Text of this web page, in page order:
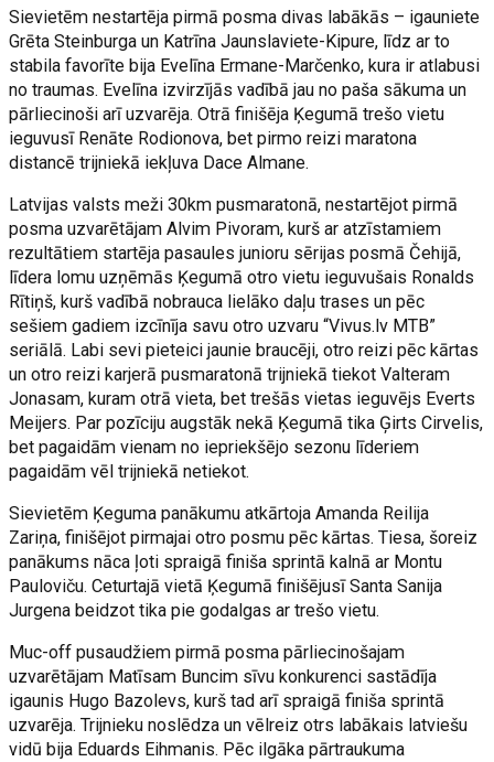
Sievietēm nestartēja pirmā posma divas labākās – igauniete
Grēta Steinburga un Katrīna Jaunslaviete-Kipure, līdz ar to
stabila favorīte bija Evelīna Ermane-Marčenko, kura ir atlabusi
no traumas. Evelīna izvirzījās vadībā jau no paša sākuma un
pārliecinoši arī uzvarēja. Otrā finišēja Ķegumā trešo vietu
ieguvusī Renāte Rodionova, bet pirmo reizi maratona
distancē trijniekā iekļuva Dace Almane.
Latvijas valsts meži 30km pusmaratonā, nestartējot pirmā
posma uzvarētājam Alvim Pivoram, kurš ar atzīstamiem
rezultātiem startēja pasaules junioru sērijas posmā Čehijā,
līdera lomu uzņēmās Ķegumā otro vietu ieguvušais Ronalds
Rītiņš, kurš vadībā nobrauca lielāko daļu trases un pēc
sešiem gadiem izcīnīja savu otro uzvaru “Vivus.lv MTB”
seriālā. Labi sevi pieteici jaunie braucēji, otro reizi pēc kārtas
un otro reizi karjerā pusmaratonā trijniekā tiekot Valteram
Jonasam, kuram otrā vieta, bet trešās vietas ieguvējs Everts
Meijers. Par pozīciju augstāk nekā Ķegumā tika Ģirts Cirvelis,
bet pagaidām vienam no iepriekšējo sezonu līderiem
pagaidām vēl trijniekā netiekot.
Sievietēm Ķeguma panākumu atkārtoja Amanda Reilija
Zariņa, finišējot pirmajai otro posmu pēc kārtas. Tiesa, šoreiz
panākums nāca ļoti spraigā finiša sprintā kalnā ar Montu
Pauloviču. Ceturtajā vietā Ķegumā finišējusī Santa Sanija
Jurgena beidzot tika pie godalgas ar trešo vietu.
Muc-off pusaudžiem pirmā posma pārliecinošajam
uzvarētājam Matīsam Buncim sīvu konkurenci sastādīja
igaunis Hugo Bazolevs, kurš tad arī spraigā finiša sprintā
uzvarēja. Trijnieku noslēdza un vēlreiz otrs labākais latviešu
vidū bija Eduards Eihmanis. Pēc ilgāka pārtraukuma